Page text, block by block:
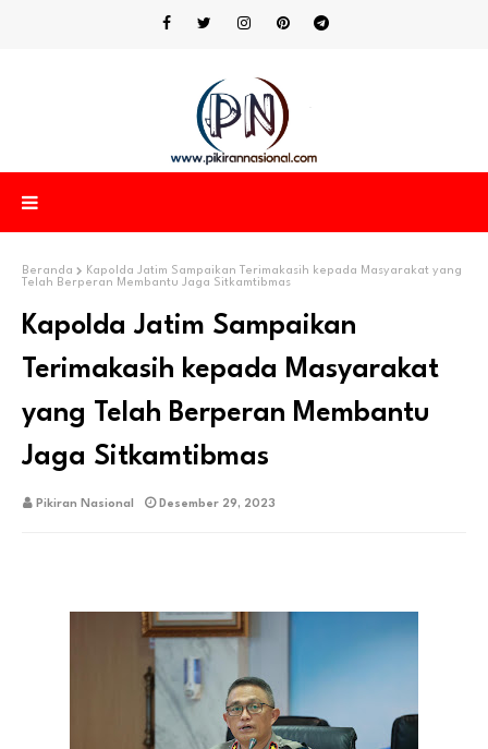
Beranda
Kapolda Jatim Sampaikan Terimakasih kepada Masyarakat yang
Telah Berperan Membantu Jaga Sitkamtibmas
Kapolda Jatim Sampaikan
Terimakasih kepada Masyarakat
yang Telah Berperan Membantu
Jaga Sitkamtibmas
Pikiran Nasional Desember 29, 2023